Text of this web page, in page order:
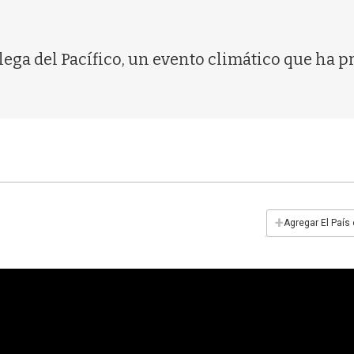
del Pacífico, un evento climático que ha
+Agregar El País